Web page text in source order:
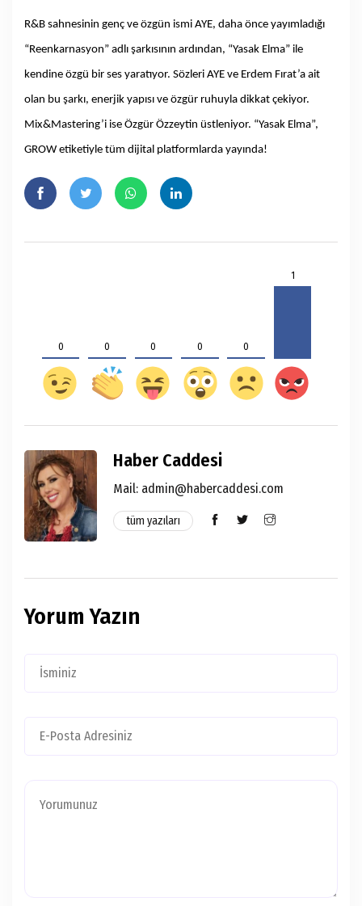
R&B sahnesinin genç ve özgün ismi AYE, daha önce yayımladığı
“Reenkarnasyon” adlı şarkısının ardından, “Yasak Elma” ile
kendine özgü bir ses yaratıyor. Sözleri AYE ve Erdem Fırat’a ait
olan bu şarkı, enerjik yapısı ve özgür ruhuyla dikkat çekiyor.
Mix&Mastering’i ise Özgür Özzeytin üstleniyor. “Yasak Elma”,
GROW etiketiyle tüm dijital platformlarda yayında!
0 0 0 0 0
1
Haber Caddesi
Mail: admin@habercaddesi.com
tüm yazıları
Yorum Yazın